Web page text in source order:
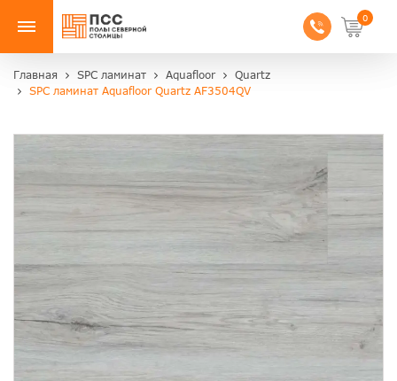
0
Главная SPC ламинат Aquafloor
Quartz
SPC ламинат Aquafloor Quartz AF3504QV